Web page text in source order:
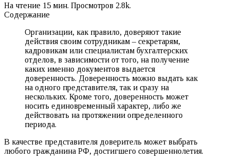
На чтение 15 мин. Просмотров 2.8k.
Содержание
Организации, как правило, доверяют такие
действия своим сотрудникам – секретарям,
кадровикам или специалистам бухгалтерских
отделов, в зависимости от того, на получение
каких именно документов выдается
доверенность. Доверенность можно выдать как
на одного представителя, так и сразу на
нескольких. Кроме того, доверенность может
носить единовременный характер, либо же
действовать на протяжении определенного
периода.
В качестве представителя доверитель может выбрать
любого гражданина РФ, достигшего совершеннолетия.